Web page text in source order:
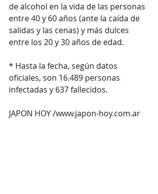
de alcohol en la vida de las personas
entre 40 y 60 años (ante la caída de
salidas y las cenas) y más dulces
entre los 20 y 30 años de edad.
* Hasta la fecha, según datos
oficiales, son 16.489 personas
infectadas y 637 fallecidos.
JAPON HOY /www.japon-hoy.com.ar